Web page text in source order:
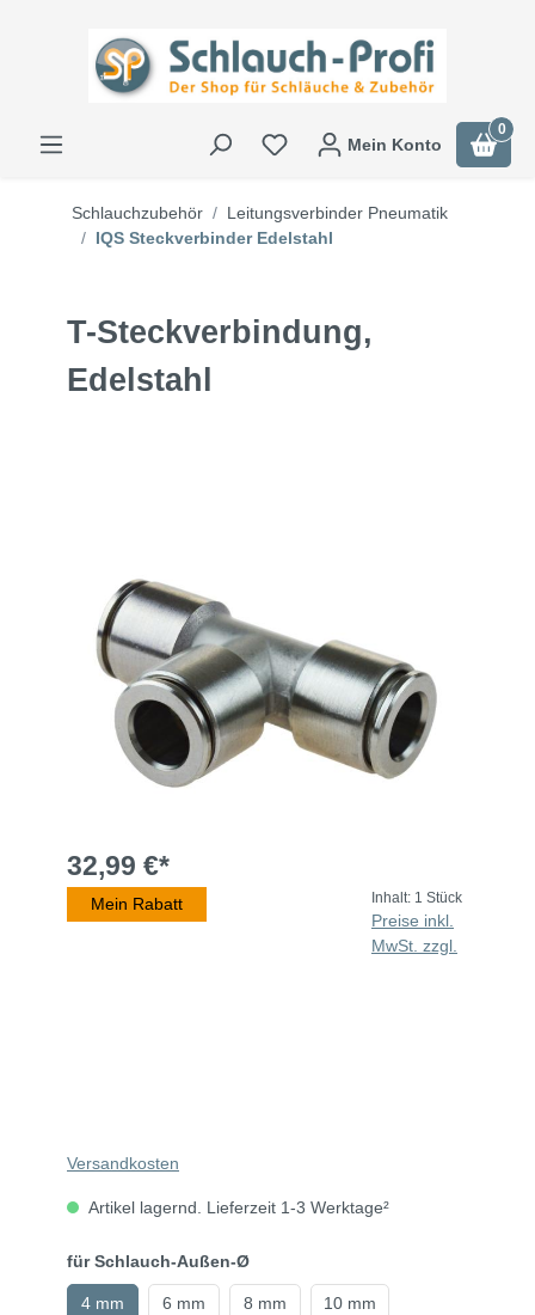
Mein Konto
0
Schlauchzubehör
Leitungsverbinder Pneumatik
IQS Steckverbinder Edelstahl
T-Steckverbindung,
Edelstahl
32,99 €*
Mein Rabatt Inhalt: 1 Stück
Preise inkl.
MwSt. zzgl.
Versandkosten
Artikel lagernd. Lieferzeit 1-3 Werktage²
für Schlauch-Außen-Ø
4 mm 6 mm 8 mm 10 mm